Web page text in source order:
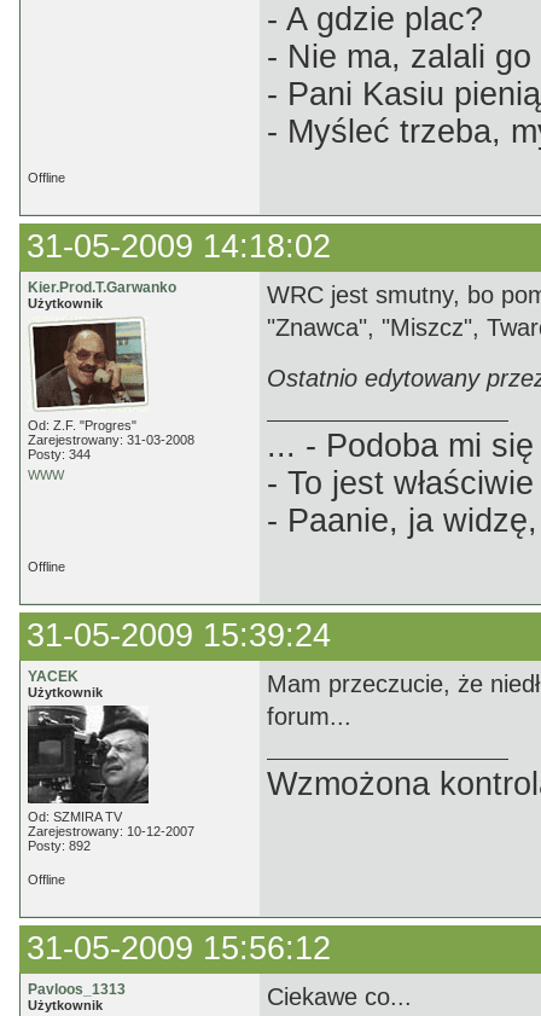
- A gdzie plac?
- Nie ma, zalali
- Pani Kasiu
- Myśleć trzeba,
Offline
31-05-2009 14:18:02
Kier.Prod.T.Garwanko
Użytkownik
Od: Z.F. "Progres"
Zarejestrowany: 31-03-2008
Posty: 344
WWW
WRC jest smutny, bo
"Znawca", "Miszcz",
Ostatnio edytowany
... - Podoba mi
- To jest
- Paanie, ja
Offline
31-05-2009 15:39:24
YACEK
Użytkownik
Od: SZMIRA TV
Zarejestrowany: 10-12-2007
Posty: 892
Mam przeczucie, że
forum...
Wzmożona
Offline
31-05-2009 15:56:12
Pavloos_1313
Użytkownik Ciekawe co...